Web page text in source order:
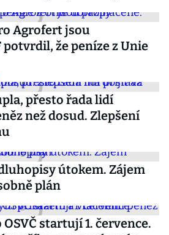
Agrofert jsou
potvrdil, že peníze z Unie
přesto řada lidí
než dosud. Zlepšení
útokem. Zájem
plán
startují 1. července.